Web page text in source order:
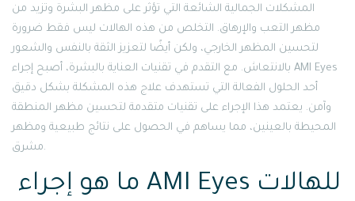
المشكلات الجمالية الشائعة التي تؤثر على مظهر البشرة وتزيد من
مظهر التعب والإرهاق. التخلص من هذه الهالات ليس فقط ضرورة
لتحسين المظهر الخارجي، ولكن أيضًا لتعزيز الثقة بالنفس والشعور
بالانتعاش. مع التقدم في تقنيات العناية بالبشرة، أصبح إجراء AMI Eyes
أحد الحلول الفعالة التي تستهدف علاج هذه المشكلة بشكل دقيق
وآمن. يعتمد هذا الإجراء على تقنيات متقدمة لتحسين مظهر المنطقة
المحيطة بالعينين، مما يساهم في الحصول على نتائج طبيعية ومظهر
مشرق.